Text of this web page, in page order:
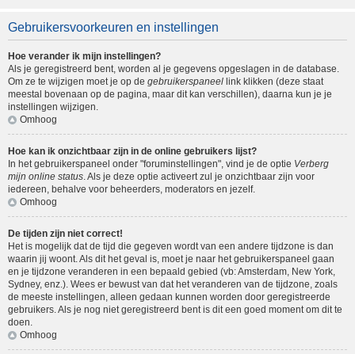
Gebruikersvoorkeuren en instellingen
Hoe verander ik mijn instellingen?
Als je geregistreerd bent, worden al je gegevens opgeslagen in de database.
Om ze te wijzigen moet je op de gebruikerspaneel link klikken (deze staat
meestal bovenaan op de pagina, maar dit kan verschillen), daarna kun je je
instellingen wijzigen.
Omhoog
Hoe kan ik onzichtbaar zijn in de online gebruikers lijst?
In het gebruikerspaneel onder "foruminstellingen", vind je de optie Verberg
mijn online status. Als je deze optie activeert zul je onzichtbaar zijn voor
iedereen, behalve voor beheerders, moderators en jezelf.
Omhoog
De tijden zijn niet correct!
Het is mogelijk dat de tijd die gegeven wordt van een andere tijdzone is dan
waarin jij woont. Als dit het geval is, moet je naar het gebruikerspaneel gaan
en je tijdzone veranderen in een bepaald gebied (vb: Amsterdam, New York,
Sydney, enz.). Wees er bewust van dat het veranderen van de tijdzone, zoals
de meeste instellingen, alleen gedaan kunnen worden door geregistreerde
gebruikers. Als je nog niet geregistreerd bent is dit een goed moment om dit te
doen.
Omhoog